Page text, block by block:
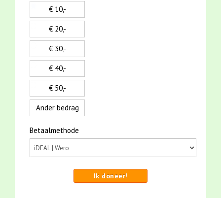
€ 10,-
€ 20,-
€ 30,-
€ 40,-
€ 50,-
Ander bedrag
Betaalmethode
Ik doneer!